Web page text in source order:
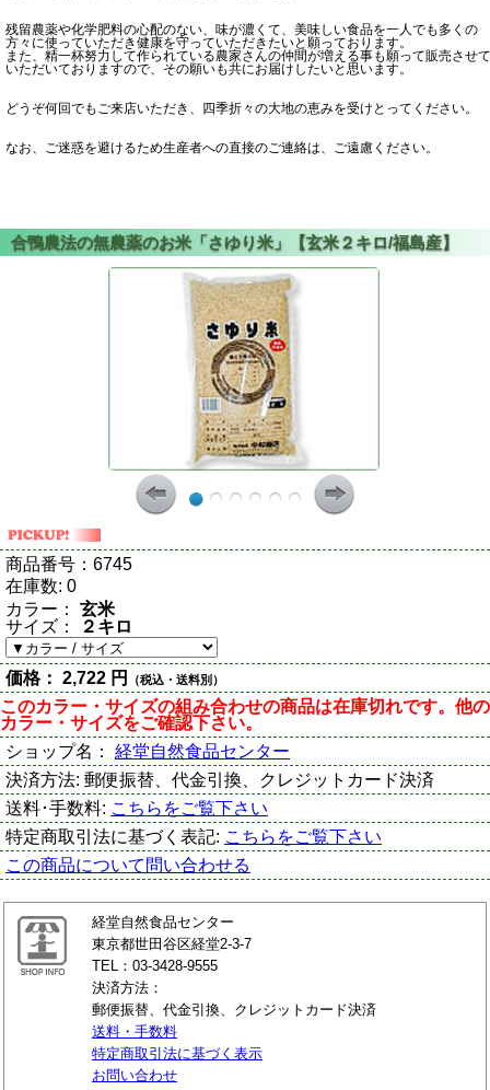
残留農薬や化学肥料の心配のない、味が濃くて、美味しい食品を一人でも多くの
方々に使っていただき健康を守っていただきたいと願っております。
また、精一杯努力して作られている農家さんの仲間が増える事も願って販売させて
いただいておりますので、その願いも共にお届けしたいと思います。
どうぞ何回でもご来店いただき、四季折々の大地の恵みを受けとってください。
なお、ご迷惑を避けるため生産者への直接のご連絡は、ご遠慮ください。
商品番号： 6745
在庫数: 0
カラー：
玄米
サイズ：
２キロ
価格： 2,722 円 （税込・送料別）
このカラー・サイズの組み合わせの商品は在庫切れです。他の
カラー・サイズをご確認下さい。
ショップ名： 経堂自然食品センター
決済方法: 郵便振替、代金引換、クレジットカード決済
送料･手数料: こちらをご覧下さい
特定商取引法に基づく表記: こちらをご覧下さい
この商品について問い合わせる
経堂自然食品センター
東京都世田谷区経堂2-3-7
TEL：03-3428-9555
決済方法：
郵便振替、代金引換、クレジットカード決済
送料・手数料
特定商取引法に基づく表示
お問い合わせ